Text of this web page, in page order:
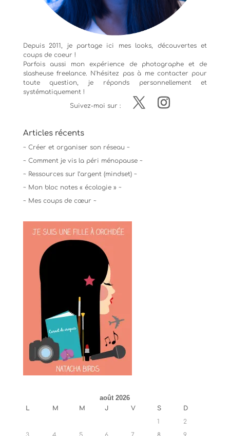
Depuis 2011, je partage ici mes looks, découvertes et
coups de coeur !
Parfois aussi mon expérience de photographeet de
slasheuse freelance. N'hésitez pas à me contacter pour
toute question, je réponds personnellement et
systématiquement !
Suivez-moi sur :
Articles récents
~ Créer et organiser son réseau ~
~ Comment je vis la péri ménopause ~
~ Ressources sur l’argent (mindset) ~
~ Mon bloc notes « écologie » ~
~ Mes coups de cœur ~
août 2026
L M M J V S
D
1
2